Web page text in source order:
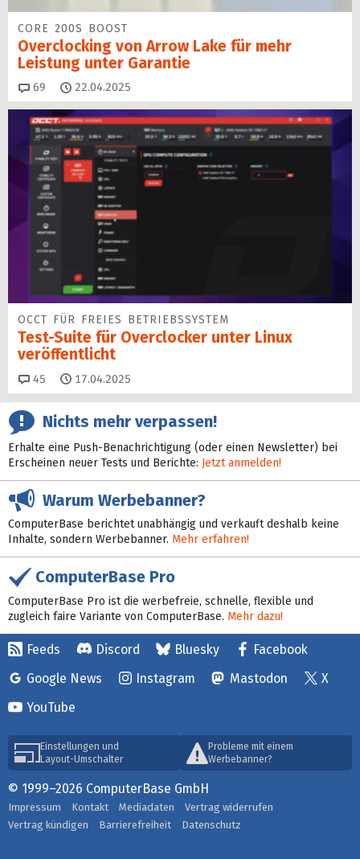
CORE 200S BOOST
Overclocking von Arrow Lake für mehr
Leistung unter Garantie
69 Kommentare
22.04.2025
OCCT FÜR FREIES BETRIEBSSYSTEM
Test-Suite für Overclocker unter Linux
veröffentlicht
45 Kommentare
17.04.2025
Nichts mehr verpassen!
Erhalte eine Push-Benachrichtigung (oder einen Newsletter) bei
Erscheinen neuer Tests und Berichte: Jetzt anmelden!
Warum Werbebanner?
ComputerBase berichtet unabhängig und verkauft deshalb keine
Inhalte, sondern Werbebanner. Mehr erfahren!
ComputerBase Pro
ComputerBase Pro ist die werbefreie, schnelle, flexible und
zugleich faire Variante von ComputerBase. Mehr dazu!
Feeds Discord Bluesky
Facebook
Google News
Instagram Mastodon
X
YouTube
Einstellungen und
Layout-Umschalter
Probleme mit einem
Werbebanner?
© 1999–2026 ComputerBase GmbH
Impressum Kontakt Mediadaten
Vertrag widerrufen
Vertrag kündigen
Barrierefreiheit Datenschutz